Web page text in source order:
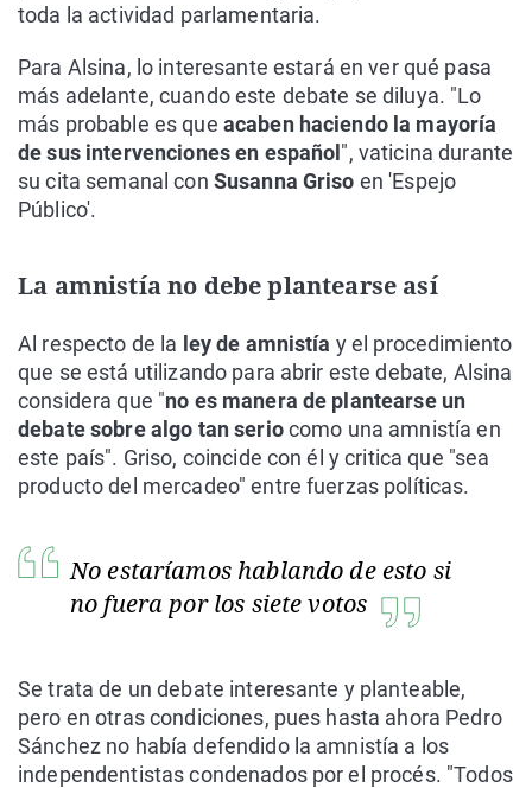
toda la actividad parlamentaria.
Para Alsina, lo interesante estará en ver qué pasa
más adelante, cuando este debate se diluya. "Lo
más probable es que acaben haciendo la mayoría
de sus intervenciones en español ", vaticina durante
su cita semanal con Susanna Griso en 'Espejo
Público'.
La amnistía no debe plantearse así
Al respecto de la ley de amnistía y el procedimiento
que se está utilizando para abrir este debate, Alsina
considera que "no es manera de plantearse un
debate sobre algo tan seriocomo una amnistía en
este país". Griso, coincide con él y critica que "sea
producto del mercadeo" entre fuerzas políticas.
No estaríamos hablando de esto si
no fuera por los siete votos
Se trata de un debate interesante y planteable,
pero en otras condiciones, pues hasta ahora Pedro
Sánchez no había defendido la amnistía a los
independentistas condenados por el procés. "Todos